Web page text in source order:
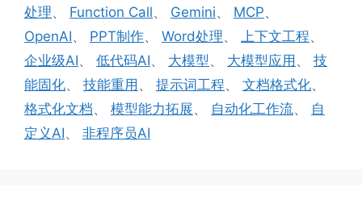
处理、 Function Call、 Gemini、 MCP、
OpenAI、 PPT制作、 Word处理、 上下文工程、
企业级AI、 低代码AI、 大模型、 大模型应用 、 技
能固化、 技能重用 、 提示词工程、 文档格式化、
格式化文档、 模型能力拓展、 自动化工作流、 自
定义AI、 非程序员AI